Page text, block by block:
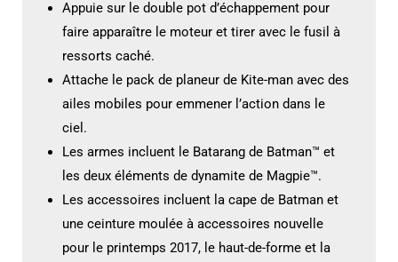
Appuie sur le double pot d’échappement pour
faire apparaître le moteur et tirer avec le fusil à
ressorts caché.
Attache le pack de planeur de Kite-man avec des
ailes mobiles pour emmener l’action dans le
ciel.
Les armes incluent le Batarang de Batman™ et
les deux éléments de dynamite de Magpie™.
Les accessoires incluent la cape de Batman et
une ceinture moulée à accessoires nouvelle
pour le printemps 2017, le haut-de-forme et la